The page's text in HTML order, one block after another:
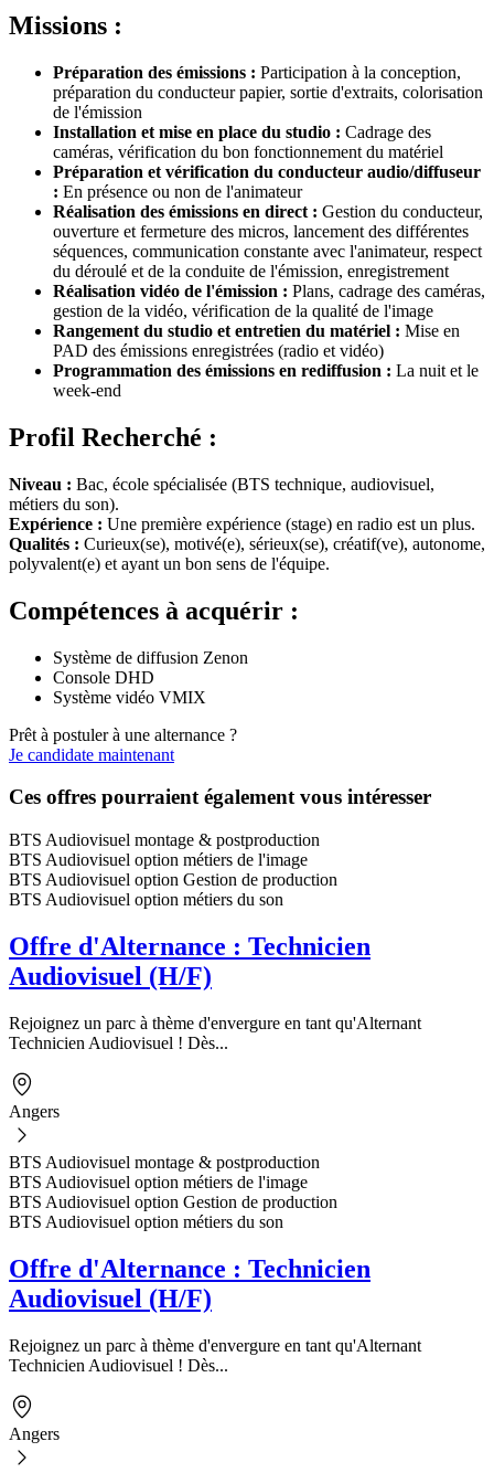
Missions :
Préparation des émissions : Participation à la conception,
préparation du conducteur papier, sortie d'extraits, colorisation
de l'émission
Installation et mise en place du studio : Cadrage des
caméras, vérification du bon fonctionnement du matériel
Préparation et vérification du conducteur audio/diffuseur
: En présence ou non de l'animateur
Réalisation des émissions en direct : Gestion du conducteur,
ouverture et fermeture des micros, lancement des différentes
séquences, communication constante avec l'animateur, respect
du déroulé et de la conduite de l'émission, enregistrement
Réalisation vidéo de l'émission : Plans, cadrage des caméras,
gestion de la vidéo, vérification de la qualité de l'image
Rangement du studio et entretien du matériel : Mise en
PAD des émissions enregistrées (radio et vidéo)
Programmation des émissions en rediffusion : La nuit et le
week-end
Profil Recherché :
Niveau : Bac, école spécialisée (BTS technique, audiovisuel,
métiers du son).
Expérience : Une première expérience (stage) en radio est un plus.
Qualités : Curieux(se), motivé(e), sérieux(se), créatif(ve), autonome,
polyvalent(e) et ayant un bon sens de l'équipe.
Compétences à acquérir :
Système de diffusion Zenon
Console DHD
Système vidéo VMIX
Prêt à postuler à une alternance ?
Je candidate maintenant
Ces offres pourraient également vous intéresser
BTS Audiovisuel montage & postproduction
BTS Audiovisuel option métiers de l'image
BTS Audiovisuel option Gestion de production
BTS Audiovisuel option métiers du son
Offre d'Alternance : Technicien
Audiovisuel (H/F)
Rejoignez un parc à thème d'envergure en tant qu'Alternant
Technicien Audiovisuel ! Dès...
Angers
BTS Audiovisuel montage & postproduction
BTS Audiovisuel option métiers de l'image
BTS Audiovisuel option Gestion de production
BTS Audiovisuel option métiers du son
Offre d'Alternance : Technicien
Audiovisuel (H/F)
Rejoignez un parc à thème d'envergure en tant qu'Alternant
Technicien Audiovisuel ! Dès...
Angers